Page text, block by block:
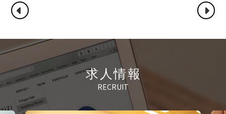
求人情報
RECRUIT